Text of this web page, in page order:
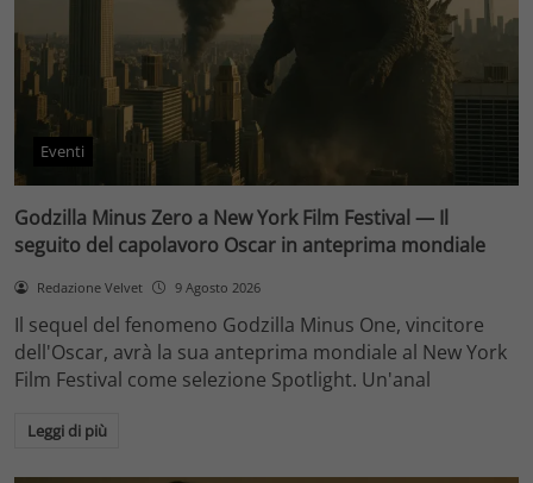
Eventi
Godzilla Minus Zero a New York Film Festival — Il
seguito del capolavoro Oscar in anteprima mondiale
Redazione Velvet 9 Agosto 2026
Il sequel del fenomeno Godzilla Minus One, vincitore
dell'Oscar, avrà la sua anteprima mondiale al New York
Film Festival come selezione Spotlight. Un'anal
Leggi di più